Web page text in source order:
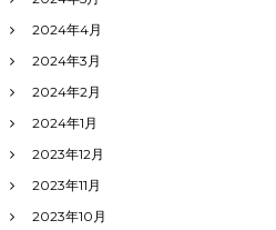
2024年4月
2024年3月
2024年2月
2024年1月
2023年12月
2023年11月
2023年10月